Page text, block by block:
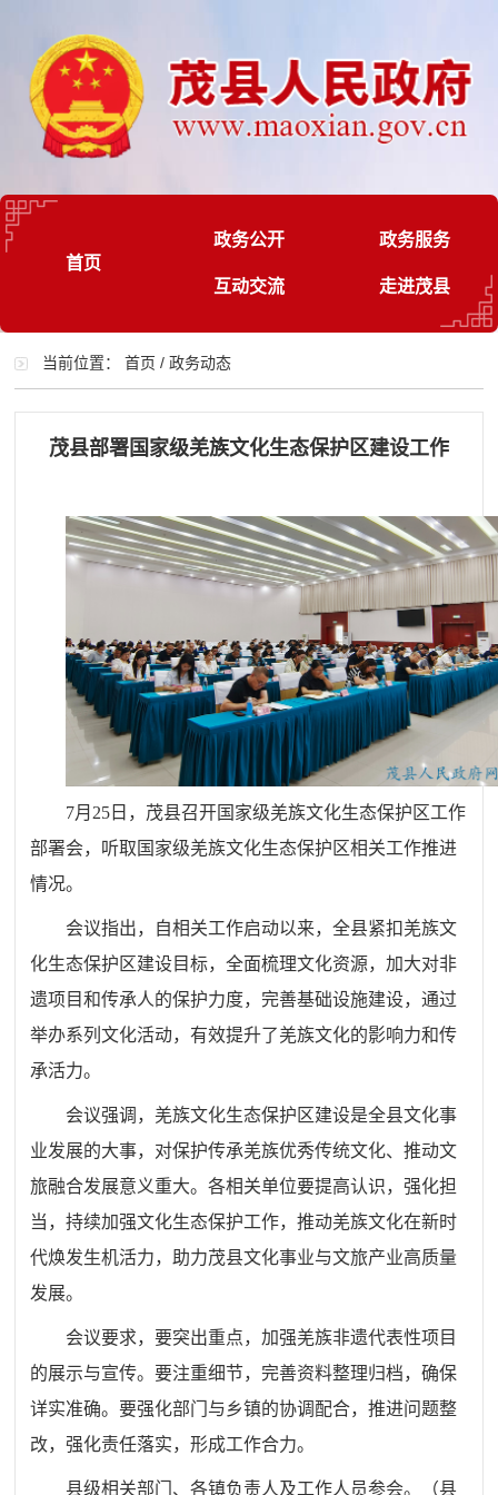
首页
政务公开 政务服务
互动交流 走进茂县
当前位置：首页 /政务动态
茂县部署国家级羌族文化生态保护区建设工作
7月25日，茂县召开国家级羌族文化生态保护区工作
部署会，听取国家级羌族文化生态保护区相关工作推进
情况。
会议指出，自相关工作启动以来，全县紧扣羌族文
化生态保护区建设目标，全面梳理文化资源，加大对非
遗项目和传承人的保护力度，完善基础设施建设，通过
举办系列文化活动，有效提升了羌族文化的影响力和传
承活力。
会议强调，羌族文化生态保护区建设是全县文化事
业发展的大事，对保护传承羌族优秀传统文化、推动文
旅融合发展意义重大。各相关单位要提高认识，强化担
当，持续加强文化生态保护工作，推动羌族文化在新时
代焕发生机活力，助力茂县文化事业与文旅产业高质量
发展。
会议要求，要突出重点，加强羌族非遗代表性项目
的展示与宣传。要注重细节，完善资料整理归档，确保
详实准确。要强化部门与乡镇的协调配合，推进问题整
改，强化责任落实，形成工作合力。
县级相关部门、各镇负责人及工作人员参会。 （县